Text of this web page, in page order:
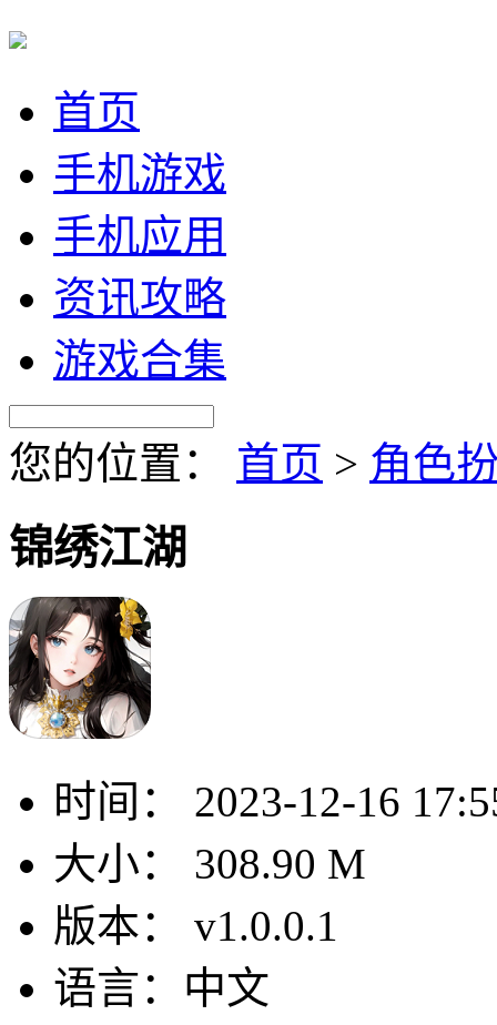
首页
手机游戏
手机应用
资讯攻略
游戏合集
您的位置： 首页 > 角色
锦绣江湖
时间：
2023-12-16
大小：
308.90 M
版本：
v1.0.0.1
语言： 中文